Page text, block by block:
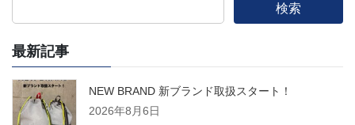
検索
最新記事
NEW BRAND 新ブランド取扱スタート！
2026年8月6日